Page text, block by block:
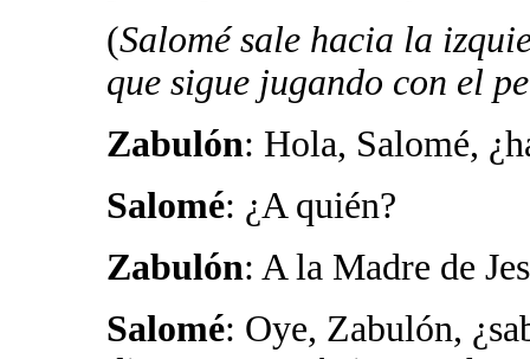
(Salomé sale hacia la
que sigue jugando con el
Zabulón: Hola, Salomé,
Salomé: ¿A quién?
Zabulón: A la Madre de
Salomé: Oye, Zabulón,